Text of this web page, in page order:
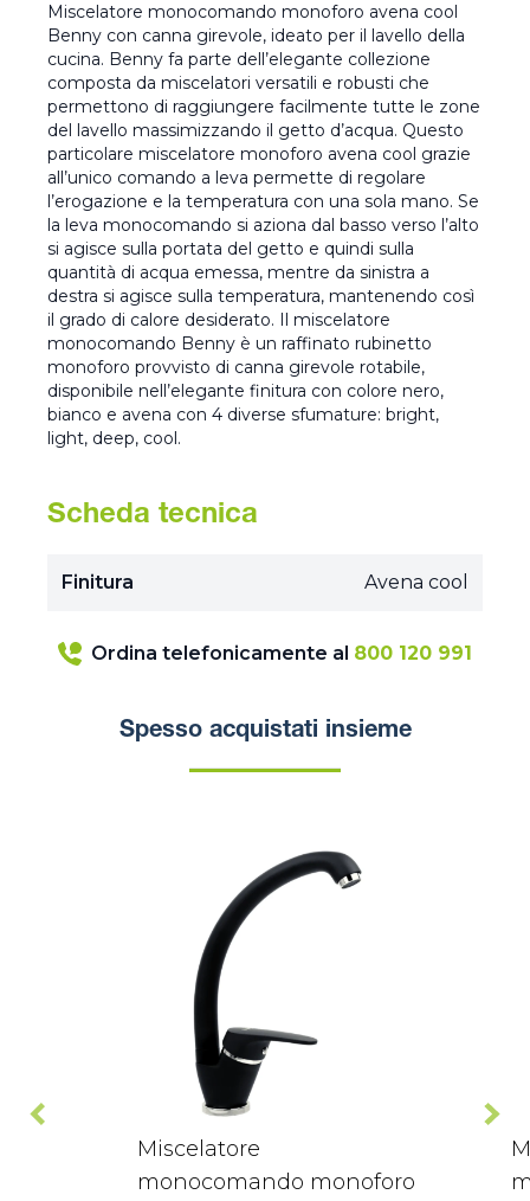
Miscelatore monocomando monoforo avena cool
Benny con canna girevole, ideato per il lavello della
cucina. Benny fa parte dell’elegante collezione
composta da miscelatori versatili e robusti che
permettono di raggiungere facilmente tutte le zone
del lavello massimizzando il getto d’acqua. Questo
particolare miscelatore monoforo avena cool grazie
all’unico comando a leva permette di regolare
l’erogazione e la temperatura con una sola mano. Se
la leva monocomando si aziona dal basso verso l’alto
si agisce sulla portata del getto e quindi sulla
quantità di acqua emessa, mentre da sinistra a
destra si agisce sulla temperatura, mantenendo così
il grado di calore desiderato. Il miscelatore
monocomando Benny è un raffinato rubinetto
monoforo provvisto di canna girevole rotabile,
disponibile nell’elegante finitura con colore nero,
bianco e avena con 4 diverse sfumature: bright,
light, deep, cool.
Scheda tecnica
Finitura Avena cool
Ordina telefonicamente al 800 120 991
Spesso acquistati insieme
Miscelatore
monocomando monoforo